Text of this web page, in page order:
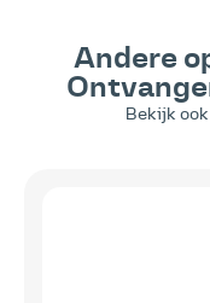
Andere
Bekijk